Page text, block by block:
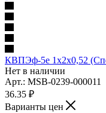
КВПЭф-5е 1х2х0,52
Нет в наличии
Арт.: MSB-0239-000011
36.35 ₽
Варианты цен